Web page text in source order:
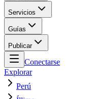
Servicios
Guías
Publicar
Conectarse
Explorar
Perú